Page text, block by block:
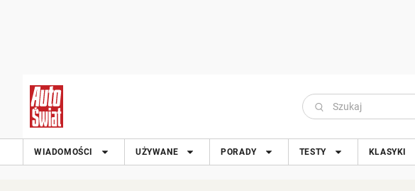
WIADOMOŚCI UŻYWANE PORADY TESTY KLASYKI